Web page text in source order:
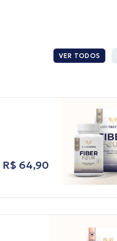
VER TODOS
R$ 64,90